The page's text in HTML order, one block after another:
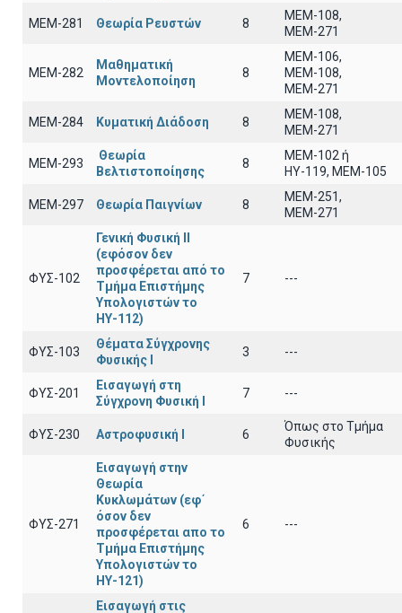
ΜΕΜ-281 Θεωρία Ρευστών 8
ΜΕΜ-108,
ΜΕΜ-271
ΜΕΜ-282
Μαθηματική
Μοντελοποίηση
8
ΜΕΜ-106,
ΜΕΜ-108,
ΜΕΜ-271
ΜΕΜ-284 Κυματική Διάδοση 8
ΜΕΜ-108,
ΜΕΜ-271
ΜΕΜ-293
Θεωρία
Βελτιστοποίησης
8
ΜΕΜ-102 ή
ΗΥ-119, ΜΕΜ-105
ΜΕΜ-297 Θεωρία Παιγνίων 8
ΜΕΜ-251,
ΜΕΜ-271
ΦΥΣ-102
Γενική Φυσική ΙΙ
(εφόσον δεν
προσφέρεται από το
Τμήμα Επιστήμης
Υπολογιστών το
ΗΥ-112)
7 ---
ΦΥΣ-103
Θέματα Σύγχρονης
Φυσικής Ι
3 ---
ΦΥΣ-201
Εισαγωγή στη
Σύγχρονη Φυσική Ι
7 ---
ΦΥΣ-230 Αστροφυσική Ι 6
Όπως στο Τμήμα
Φυσικής
ΦΥΣ-271
Εισαγωγή στην
Θεωρία
Κυκλωμάτων (εφ΄
όσον δεν
προσφέρεται απο το
Τμήμα Επιστήμης
Υπολογιστών το
ΗΥ-121)
6 ---
Εισαγωγή στις